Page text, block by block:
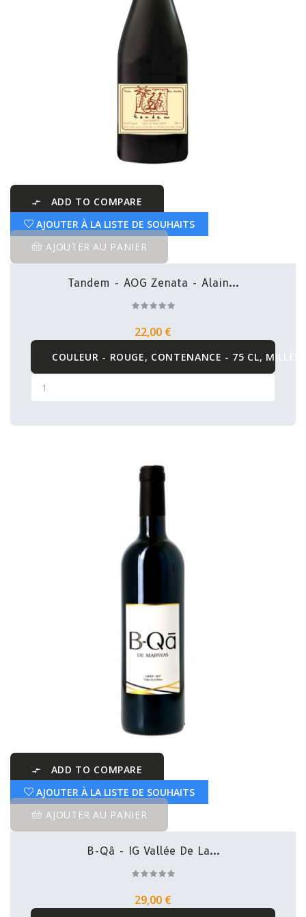

ADD TO COMPARE
AJOUTER À LA LISTE DE SOUHAITS
AJOUTER AU PANIER
Tandem - AOG Zenata - Alain...
22,00 €
COULEUR - ROUGE, CONTENANCE - 75 CL,

ADD TO COMPARE
AJOUTER À LA LISTE DE SOUHAITS
AJOUTER AU PANIER
B-Qâ - IG Vallée De La...
29,00 €